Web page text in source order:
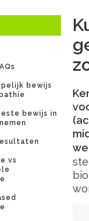
bewijs
bewijs in
vs